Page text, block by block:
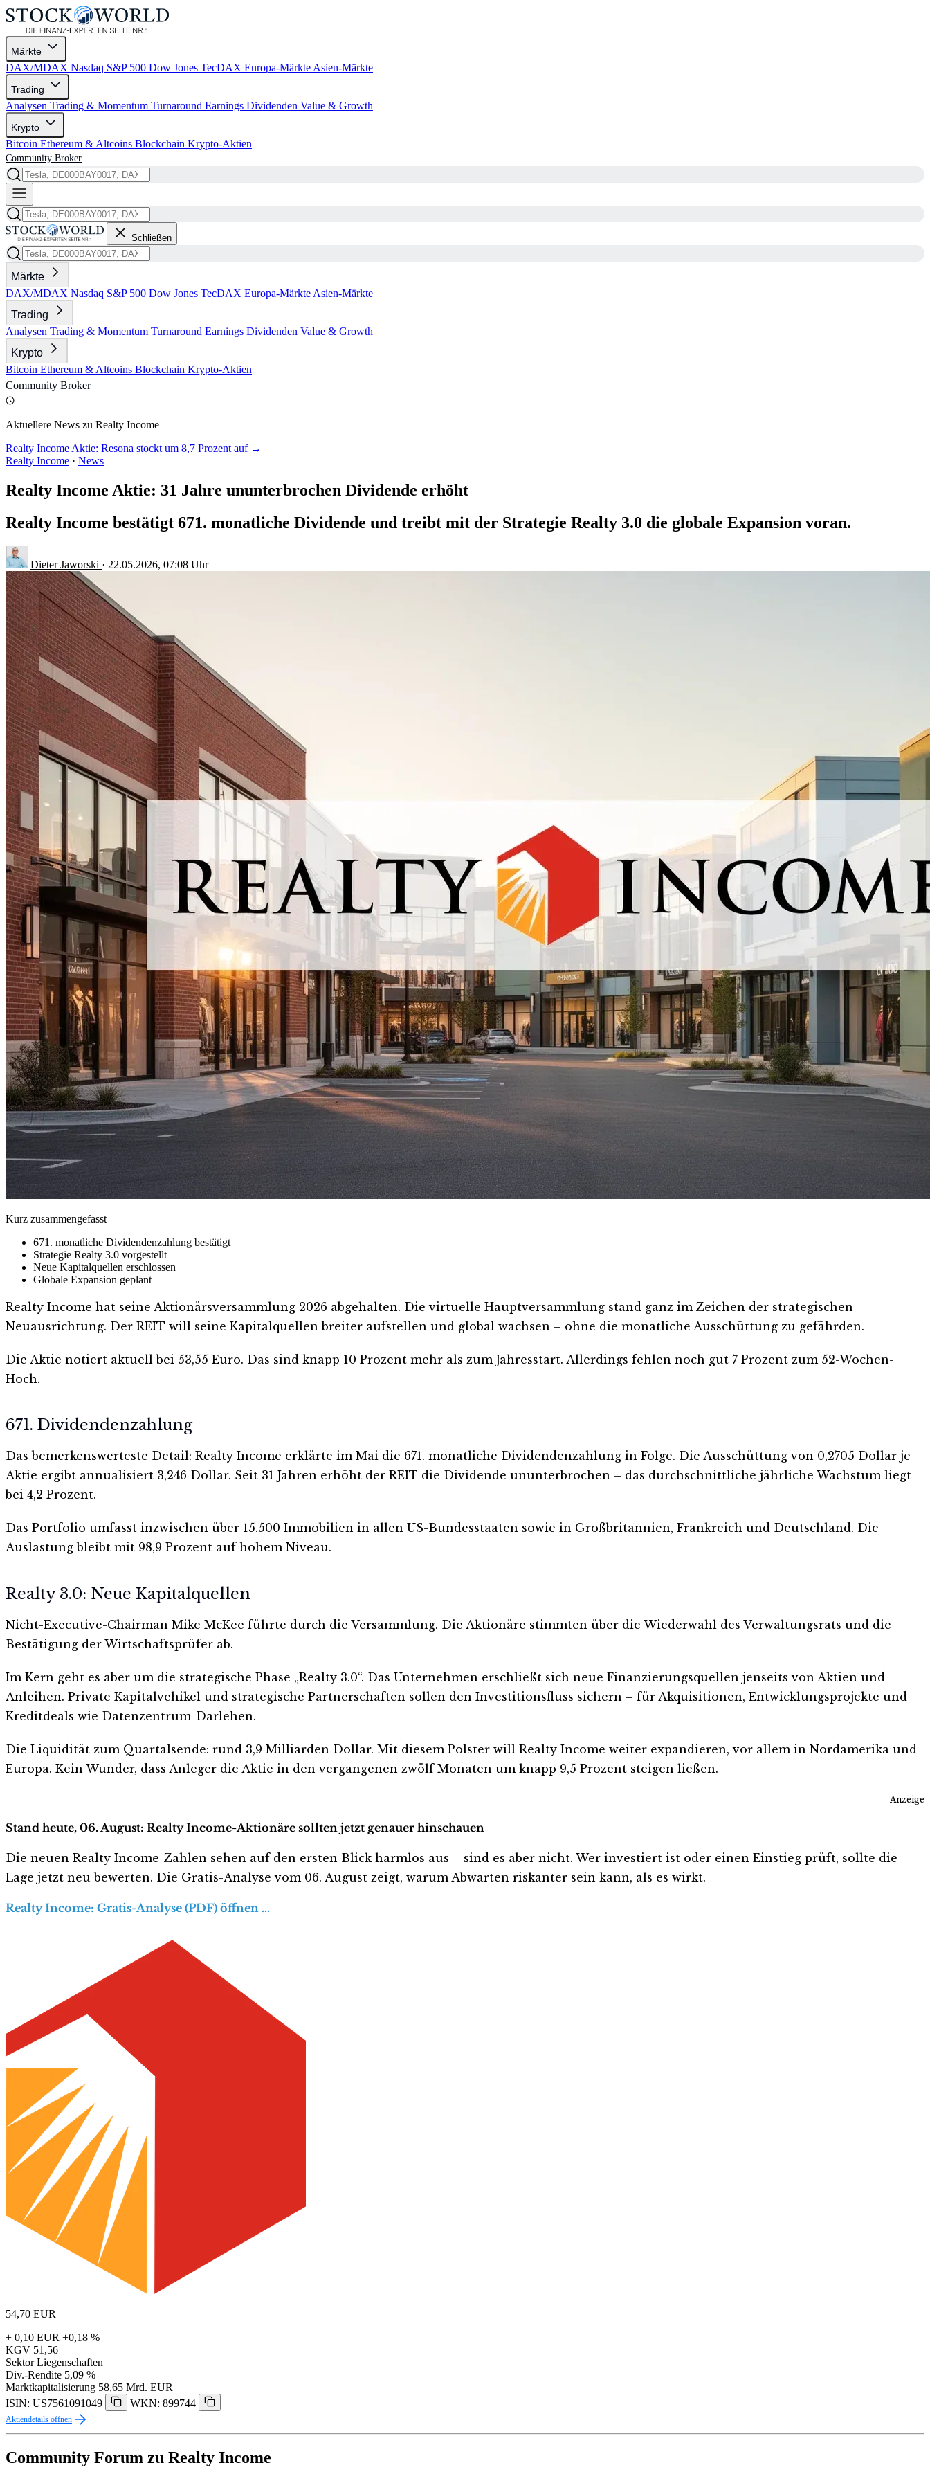
Märkte
DAX/MDAX Nasdaq S&P 500 Dow Jones TecDAX Europa-Märkte Asien-Märkte
Trading
Analysen Trading & Momentum Turnaround Earnings Dividenden Value & Growth
Krypto
Bitcoin Ethereum & Altcoins Blockchain Krypto-Aktien
Community Broker
Schließen
Märkte
DAX/MDAX Nasdaq S&P 500 Dow Jones TecDAX Europa-Märkte Asien-Märkte
Trading
Analysen Trading & Momentum Turnaround Earnings Dividenden Value & Growth
Krypto
Bitcoin Ethereum & Altcoins Blockchain Krypto-Aktien
Community Broker
Aktuellere News zu Realty Income
Realty Income Aktie: Resona stockt um 8,7 Prozent auf →
Realty Income · News
Realty Income Aktie: 31 Jahre ununterbrochen Dividende erhöht
Realty Income bestätigt 671. monatliche Dividende und treibt mit der Strategie Realty 3.0 die globale Expansion voran.
Dieter Jaworski · 22.05.2026, 07:08 Uhr
Kurz zusammengefasst
671. monatliche Dividendenzahlung bestätigt
Strategie Realty 3.0 vorgestellt
Neue Kapitalquellen erschlossen
Globale Expansion geplant
Realty Income hat seine Aktionärsversammlung 2026 abgehalten. Die virtuelle Hauptversammlung stand ganz im Zeichen der strategischen
Neuausrichtung. Der REIT will seine Kapitalquellen breiter aufstellen und global wachsen – ohne die monatliche Ausschüttung zu gefährden.
Die Aktie notiert aktuell bei 53,55 Euro. Das sind knapp 10 Prozent mehr als zum Jahresstart. Allerdings fehlen noch gut 7 Prozent zum 52-Wochen-
Hoch.
671. Dividendenzahlung
Das bemerkenswerteste Detail: Realty Income erklärte im Mai die 671. monatliche Dividendenzahlung in Folge. Die Ausschüttung von 0,2705 Dollar je
Aktie ergibt annualisiert 3,246 Dollar. Seit 31 Jahren erhöht der REIT die Dividende ununterbrochen – das durchschnittliche jährliche Wachstum liegt
bei 4,2 Prozent.
Das Portfolio umfasst inzwischen über 15.500 Immobilien in allen US-Bundesstaaten sowie in Großbritannien, Frankreich und Deutschland. Die
Auslastung bleibt mit 98,9 Prozent auf hohem Niveau.
Realty 3.0: Neue Kapitalquellen
Nicht-Executive-Chairman Mike McKee führte durch die Versammlung. Die Aktionäre stimmten über die Wiederwahl des Verwaltungsrats und die
Bestätigung der Wirtschaftsprüfer ab.
Im Kern geht es aber um die strategische Phase „Realty 3.0“. Das Unternehmen erschließt sich neue Finanzierungsquellen jenseits von Aktien und
Anleihen. Private Kapitalvehikel und strategische Partnerschaften sollen den Investitionsfluss sichern – für Akquisitionen, Entwicklungsprojekte und
Kreditdeals wie Datenzentrum-Darlehen.
Die Liquidität zum Quartalsende: rund 3,9 Milliarden Dollar. Mit diesem Polster will Realty Income weiter expandieren, vor allem in Nordamerika und
Europa. Kein Wunder, dass Anleger die Aktie in den vergangenen zwölf Monaten um knapp 9,5 Prozent steigen ließen.
Anzeige
Stand heute, 06. August: Realty Income-Aktionäre sollten jetzt genauer hinschauen
Die neuen Realty Income-Zahlen sehen auf den ersten Blick harmlos aus – sind es aber nicht. Wer investiert ist oder einen Einstieg prüft, sollte die
Lage jetzt neu bewerten. Die Gratis-Analyse vom 06. August zeigt, warum Abwarten riskanter sein kann, als es wirkt.
Realty Income: Gratis-Analyse (PDF) öffnen …
54,70 EUR
+ 0,10 EUR +0,18 %
KGV 51,56
Sektor Liegenschaften
Div.-Rendite 5,09 %
Marktkapitalisierung 58,65 Mrd. EUR
ISIN: US7561091049
WKN: 899744
Aktiendetails öffnen
Community Forum zu Realty Income